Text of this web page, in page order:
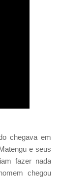
chegava em
e seus
fazer nada
chegou